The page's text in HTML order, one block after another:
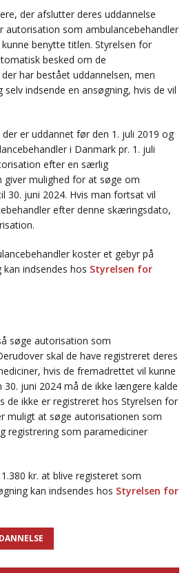
der afslutter deres uddannelse
autorisation som ambulancebehandler
benytte titlen. Styrelsen for
besked om de
har bestået uddannelsen, men
selv indsende en ansøgning, hvis de vil
er uddannet før den 1. juli 2019 og
i Danmark pr. 1. juli
efter en særlig
giver mulighed for at søge om
30. juni 2024. Hvis man fortsat vil
efter denne skæringsdato,
koster et gebyr på
kan indsendes hos Styrelsen for
søge autorisation som
skal de have registreret deres
hvis de fremadrettet vil kunne
juni 2024 må de ikke længere kalde
de ikke er registreret hos Styrelsen for
muligt at søge autorisationen som
registrering som paramediciner
kr. at blive registeret som
kan indsendes hos Styrelsen for